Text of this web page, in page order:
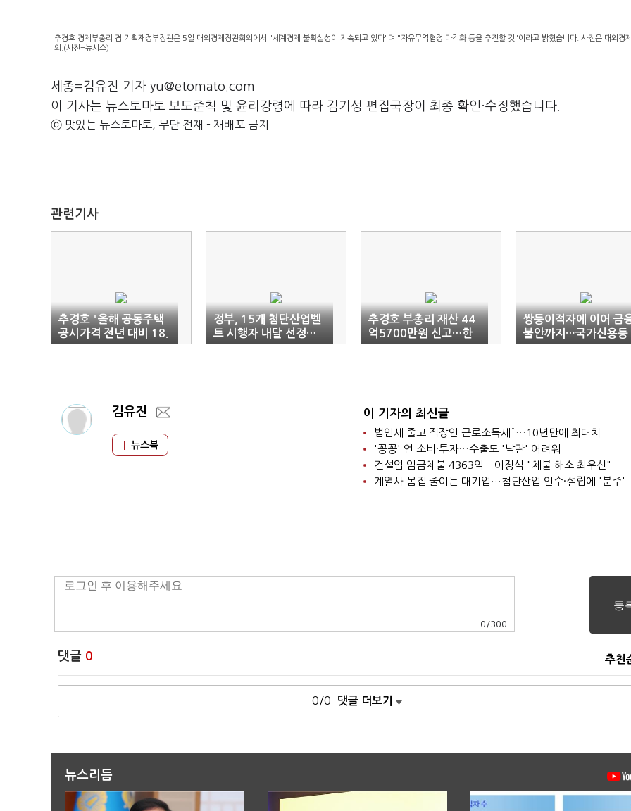
추경호 경제부총리 겸 기획재정부장관은 5일 대외경제장관회의에서 "세계경제 불확실성이 지속되고 있다"며 "자유무역협정 다각화 등을 추진할 것"이라고 밝혔습니다. 사진은 대외경
의.(사진=뉴시스)
세종=김유진 기자 yu@etomato.com
이 기사는 뉴스토마토 보도준칙 및 윤리강령에 따라 김기성 편집국장이 최종 확인·수정했습니다.
ⓒ 맛있는 뉴스토마토, 무단 전재 - 재배포 금지
관련기사
추경호 "올해 공동주택
공시가격 전년 대비 18.
6% 하락"
정부, 15개 첨단산업벨
트 시행자 내달 선정…
예타 2개월 단축
추경호 부총리 재산 44
억5700만원 신고…한
기정·윤태식 30억대 재
쌍둥이적자에 이어 금
불안까지…국가신용등
급 향배는
김유진
뉴스북
이 기자의 최신글
법인세 줄고 직장인 근로소득세↑…10년만에 최대치
'꽁꽁' 언 소비·투자…수출도 '낙관' 어려워
건설업 임금체불 4363억…이정식 "체불 해소 최우선"
계열사 몸집 줄이는 대기업…첨단산업 인수·설립에 '분주'
0 /300
댓글 0 추천
0/0 댓글 더보기
뉴스리듬